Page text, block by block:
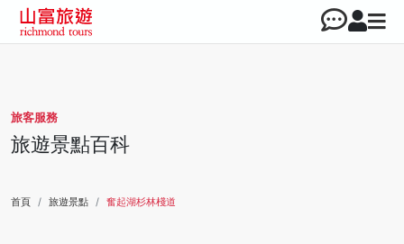
旅客服務
旅遊景點百科
首頁 旅遊景點 奮起湖杉林棧道